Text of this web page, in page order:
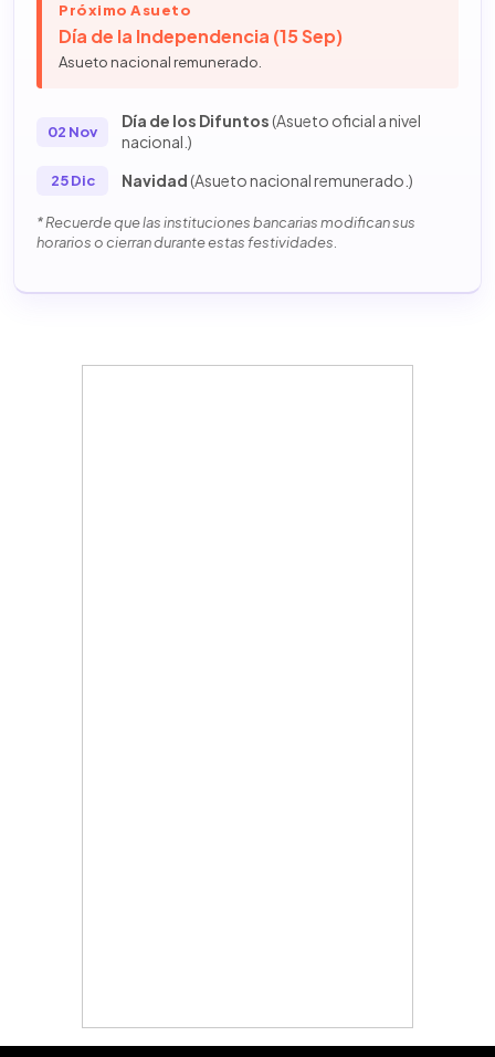
Próximo Asueto
Día de la Independencia (15 Sep)
Asueto nacional remunerado.
02 Nov
Día de los Difuntos(Asueto oficial a nivel
nacional.)
25 Dic Navidad(Asueto nacional remunerado.)
* Recuerde que las instituciones bancarias modifican sus
horarios o cierran durante estas festividades.